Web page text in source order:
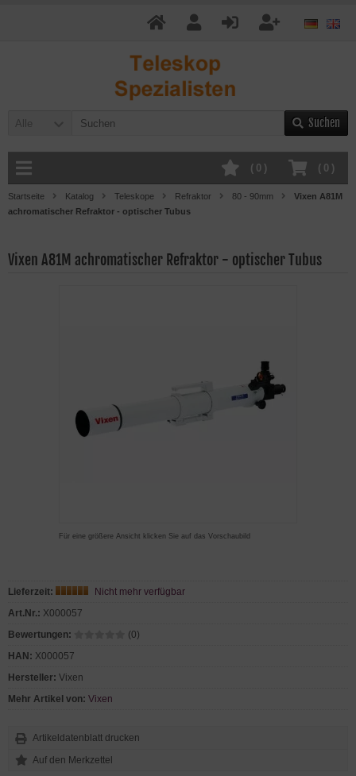
Alle Suchen
( 0 )
( 0 )
Startseite Katalog Teleskope Refraktor 80 - 90mm
Vixen A81M
achromatischer Refraktor - optischer Tubus
Vixen A81M achromatischer Refraktor - optischer Tubus
Für eine größere Ansicht klicken Sie auf das Vorschaubild
Lieferzeit:
Nicht mehr verfügbar
Art.Nr.: X000057
Bewertungen:
(0)
HAN: X000057
Hersteller: Vixen
Mehr Artikel von: Vixen
Artikeldatenblatt drucken